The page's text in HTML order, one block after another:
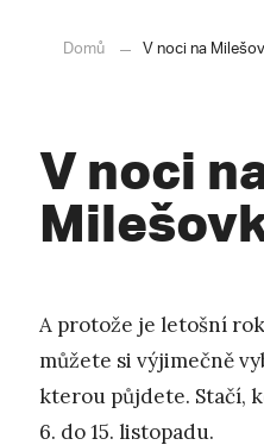
Domů V noci na
V noci
A protože je letošní
můžete si výjimečně
kterou půjdete. Stačí,
6. do 15. listopadu.